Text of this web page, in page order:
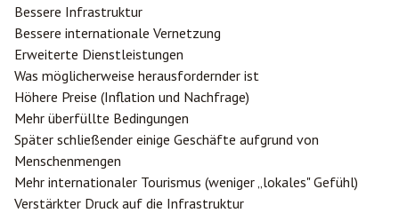
Bessere Infrastruktur
Bessere internationale Vernetzung
Erweiterte Dienstleistungen
Was möglicherweise herausfordernder ist
Höhere Preise (Inflation und Nachfrage)
Mehr überfüllte Bedingungen
Später schließender einige Geschäfte aufgrund von
Menschenmengen
Mehr internationaler Tourismus (weniger „lokales" Gefühl)
Verstärkter Druck auf die Infrastruktur